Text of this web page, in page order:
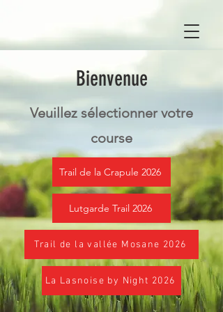
Bienvenue
Veuillez sélectionner votre
course
Trail de la Crapule 2026
Lutgarde Trail 2026
Trail de la vallée Mosane 2026
La Lasnoise by Night 2026